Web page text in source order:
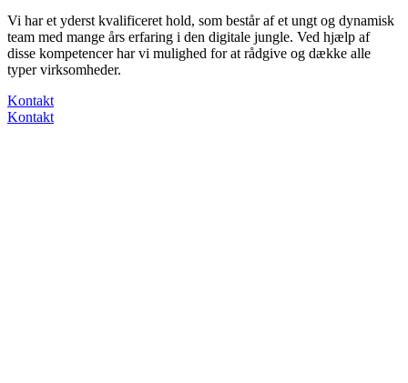
Vi har et yderst kvalificeret hold, som består af et ungt og dynamisk
team med mange års erfaring i den digitale jungle. Ved hjælp af
disse kompetencer har vi mulighed for at rådgive og dække alle
typer virksomheder.
Kontakt
Kontakt